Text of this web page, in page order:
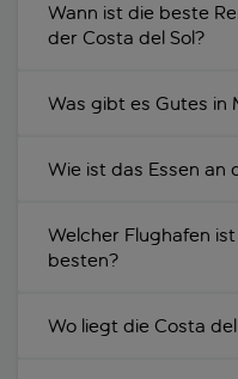
Wann ist die beste
der Costa del Sol?
Was gibt es Gutes in
Wie ist das Essen an
Welcher Flughafen
besten?
Wo liegt die Costa del